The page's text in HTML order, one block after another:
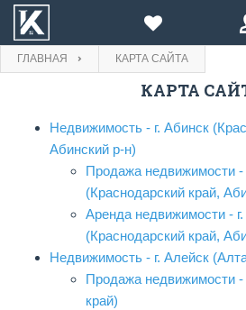
илиЗарегистрироваться
Пароль
Забыли
пароль?
Еще не зарегистрированы?
Пароль
Нажимая на кнопку, вы даете
персональных
на форму входа
ПРОДАЖА
АРЕНДА
КОМПАНИИ
БЛОГ
ПРОДАВЦУ
ГЛАВНАЯ КАРТА САЙТА
КАРТА
Недвижимость - г. Абинск (Краснодарский край,
Абинский р-н)
Продажа недвижимости - г. Абинск
(Краснодарский край,
Аренда недвижимости - г. Абинск
(Краснодарский край,
Недвижимость - г.
Продажа недвижимости - г. Алейск (Алтайский
край)